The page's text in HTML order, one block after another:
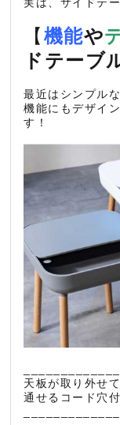
実は、サイドテ
【 機能や
ドテーブ
最近はシンプル
機能にもデザイ
す！
天板が取り外せ
通せるコード穴